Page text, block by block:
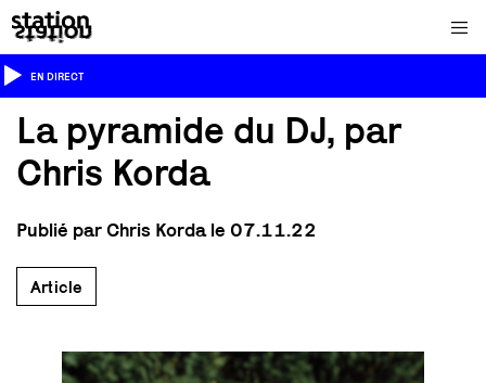
EN DIRECT
La pyramide du DJ, par
Chris Korda
Publié par Chris Korda le 07.11.22
Article